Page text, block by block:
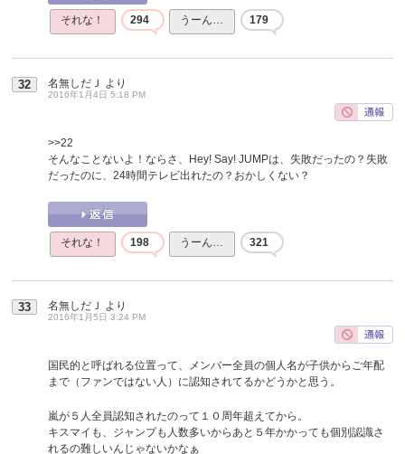
それな！ 294 うーん… 179
32 名無しだＪ より
2016年1月4日 5:18 PM
>>22
そんなことないよ！ならさ、Hey! Say! JUMPは、失敗だったの？失敗
だったのに、24時間テレビ出れたの？おかしくない？
それな！ 198 うーん… 321
33 名無しだＪ より
2016年1月5日 3:24 PM
国民的と呼ばれる位置って、メンバー全員の個人名が子供からご年配
まで（ファンではない人）に認知されてるかどうかと思う。
嵐が５人全員認知されたのって１０周年超えてから。
キスマイも、ジャンプも人数多いからあと５年かかっても個別認識さ
れるの難しいんじゃないかなぁ